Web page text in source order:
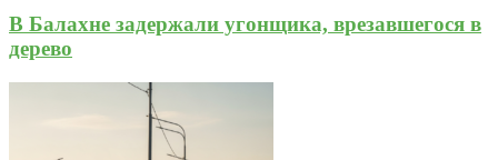
В Балахне задержали угонщика, врезавшегося в
дерево